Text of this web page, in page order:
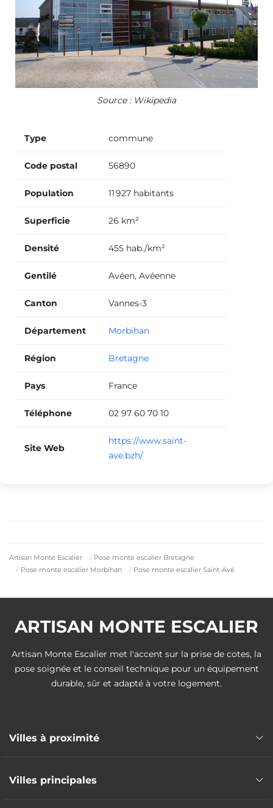
Artisan Monte Escalier
Pose monte escalier Bretagne
Pose monte escalier Morbihan
Pose monte escalier Saint-Avé
Source : Wikipedia
Type commune
Code postal 56890
Population 11 927 habitants
Superficie 26 km²
Densité 455 hab./km²
Gentilé Avéen, Avéenne
Canton Vannes-3
Département Morbihan
Région Bretagne
Pays France
Téléphone 02 97 60 70 10
Site Web
https://www.saint-
ave.bzh/
ARTISAN MONTE ESCALIER
Artisan Monte Escalier met l'accent sur la prise de cotes, la
pose soignée et le conseil technique pour un équipement
durable, sûr et adapté à votre logement.
Villes à proximité
Pose monte escalier Plescop
Villes principales